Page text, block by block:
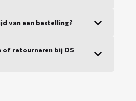
van een bestelling?
of retourneren bij DS